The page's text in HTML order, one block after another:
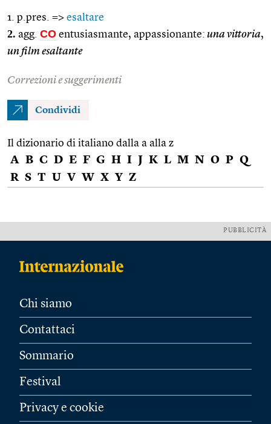
1. p.pres. => esaltare
2. agg. CO entusiasmante, appassionante: una vittoria,
un film esaltante
Correzioni e suggerimenti
Condividi
Il dizionario di italiano dalla a alla z
A B C D E F G H I J K L M N O P Q
R S T U V W X Y Z
PUBBLICITÀ
Chi siamo
Contattaci
Sommario
Festival
Privacy e cookie